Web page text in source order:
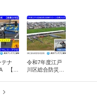
テナ
【創
レ
令和7年度江戸
川区総合防災訓